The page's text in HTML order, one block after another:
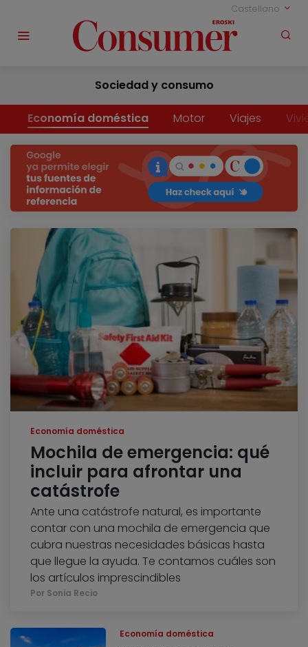
Castellano
Sociedad y consumo
Economía doméstica Motor Viajes
Economía doméstica
Mochila de emergencia: qué
incluir para afrontar una
catástrofe
Ante una catástrofe natural, es importante
contar con una mochila de emergencia que
cubra nuestras necesidades básicas hasta
que llegue la ayuda. Te contamos cuáles son
los artículos imprescindibles
Por Sonia Recio
Economía doméstica